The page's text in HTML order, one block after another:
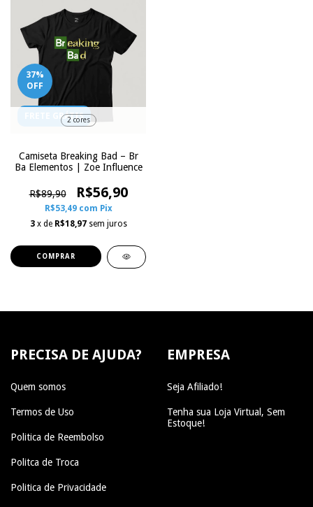
37%
OFF
FRETE GRÁTIS
2 cores
Camiseta Breaking Bad – Br
Ba Elementos | Zoe Influence
R$89,90 R$56,90
R$53,49 com Pix
3 x de R$18,97 sem juros
COMPRAR
PRECISA DE AJUDA?
Quem somos
Termos de Uso
Politica de Reembolso
Politca de Troca
Politica de Privacidade
EMPRESA
Seja Afiliado!
Tenha sua Loja Virtual, Sem
Estoque!